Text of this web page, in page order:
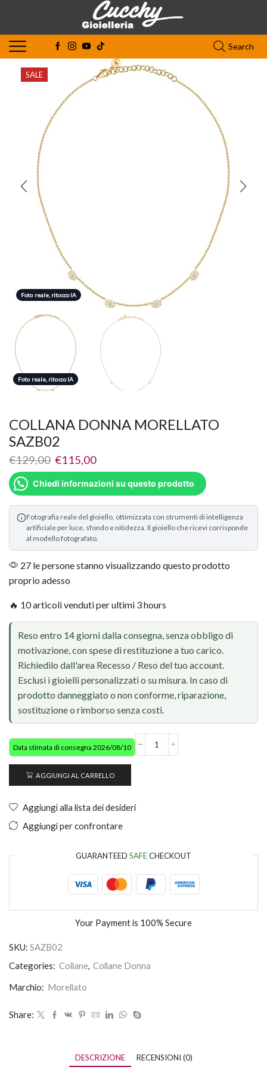
Search
SALE
Foto reale, ritocco IA
Foto reale, ritocco IA
Foto reale, ritocco IA
COLLANA DONNA MORELLATO
SAZB02
€129,00 €115,00
Chiedi informazioni su questo prodotto
Fotografia reale del gioiello, ottimizzata con strumenti di intelligenza
artificiale per luce, sfondo e nitidezza. Il gioiello che ricevi corrisponde
al modello fotografato.
27 le persone stanno visualizzando questo prodotto
proprio adesso
🔥 10 articoli venduti per ultimi 3 hours
Reso entro 14 giorni dalla consegna, senza obbligo di
motivazione, con spese di restituzione a tuo carico.
Richiedilo dall'area Recesso / Reso del tuo account.
Esclusi i gioielli personalizzati o su misura. In caso di
prodotto danneggiato o non conforme, riparazione,
sostituzione o rimborso senza costi.
Data stimata di consegna 2026/08/10
AGGIUNGI AL CARRELLO
Aggiungi alla lista dei desideri
Aggiungi per confrontare
GUARANTEED SAFECHECKOUT
Your Payment is 100% Secure
SKU: SAZB02
Categories: Collane, Collane Donna
Marchio: Morellato
Share:
DESCRIZIONE RECENSIONI (0)